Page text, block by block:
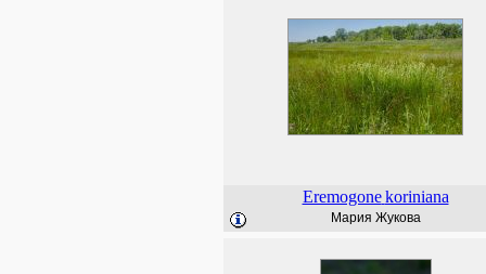
Eremogone koriniana
Мария Жукова